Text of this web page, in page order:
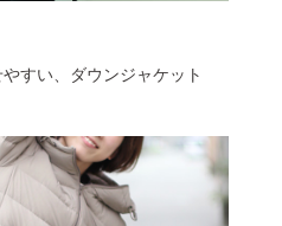
すい、ダウンジャケット